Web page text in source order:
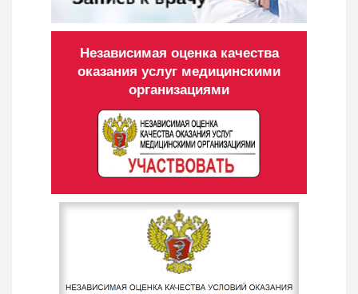
Независимая оценка качества
оказания услуг медицинскими
организациями